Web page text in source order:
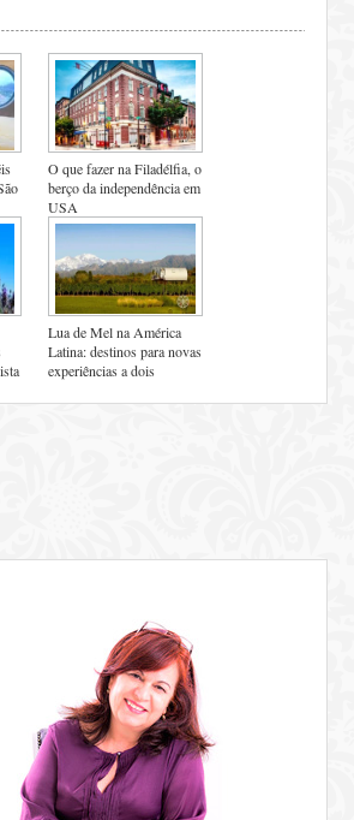
O que fazer na Filadélfia, o
berço da independência em
USA
Lua de Mel na América
Latina: destinos para novas
experiências a dois